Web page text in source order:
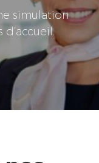
simulation